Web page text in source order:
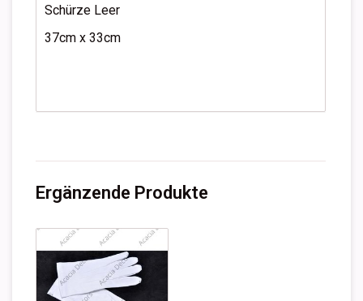
Schürze Leer
37cm x 33cm
Ergänzende Produkte